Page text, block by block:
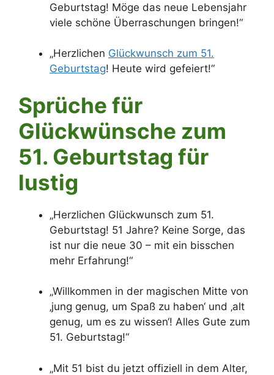
Geburtstag! Möge das neue Lebensjahr
viele schöne Überraschungen bringen!“
„Herzlichen Glückwunsch zum 51.
Geburtstag! Heute wird gefeiert!“
Sprüche für
Glückwünsche zum
51. Geburtstag für
lustig
„Herzlichen Glückwunsch zum 51.
Geburtstag! 51 Jahre? Keine Sorge, das
ist nur die neue 30 – mit ein bisschen
mehr Erfahrung!“
„Willkommen in der magischen Mitte von
‚jung genug, um Spaß zu haben‘ und ‚alt
genug, um es zu wissen‘! Alles Gute zum
51. Geburtstag!“
„Mit 51 bist du jetzt offiziell in dem Alter,